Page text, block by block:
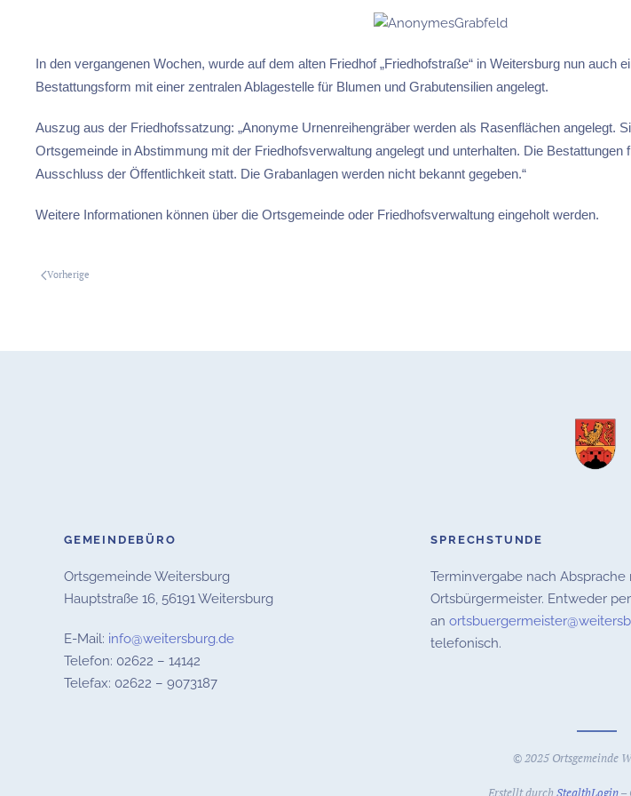
In den vergangenen Wochen, wurde auf dem alten Friedhof „Friedhofstraße“ in Weitersburg nun auch
Bestattungsform mit einer zentralen Ablagestelle für Blumen und Grabutensilien angelegt.
Auszug aus der Friedhofssatzung: „Anonyme Urnenreihengräber werden als Rasenflächen angelegt.
Ortsgemeinde in Abstimmung mit der Friedhofsverwaltung angelegt und unterhalten. Die Bestattungen
Ausschluss der Öffentlichkeit statt. Die Grabanlagen werden nicht bekannt gegeben.“
Weitere Informationen können über die Ortsgemeinde oder Friedhofsverwaltung eingeholt werden.
Vorherige
GEMEINDEBÜRO
Ortsgemeinde Weitersburg
Hauptstraße 16, 56191 Weitersburg
E-Mail: info@weitersburg.de
Telefon: 02622 – 14142
Telefax: 02622 – 9073187
SPRECHSTUNDE
Terminvergabe nach Absprache
Ortsbürgermeister. Entweder
an
telefonisch.
© 2025 Ortsgemeinde
Erstellt durch StealthLogin–